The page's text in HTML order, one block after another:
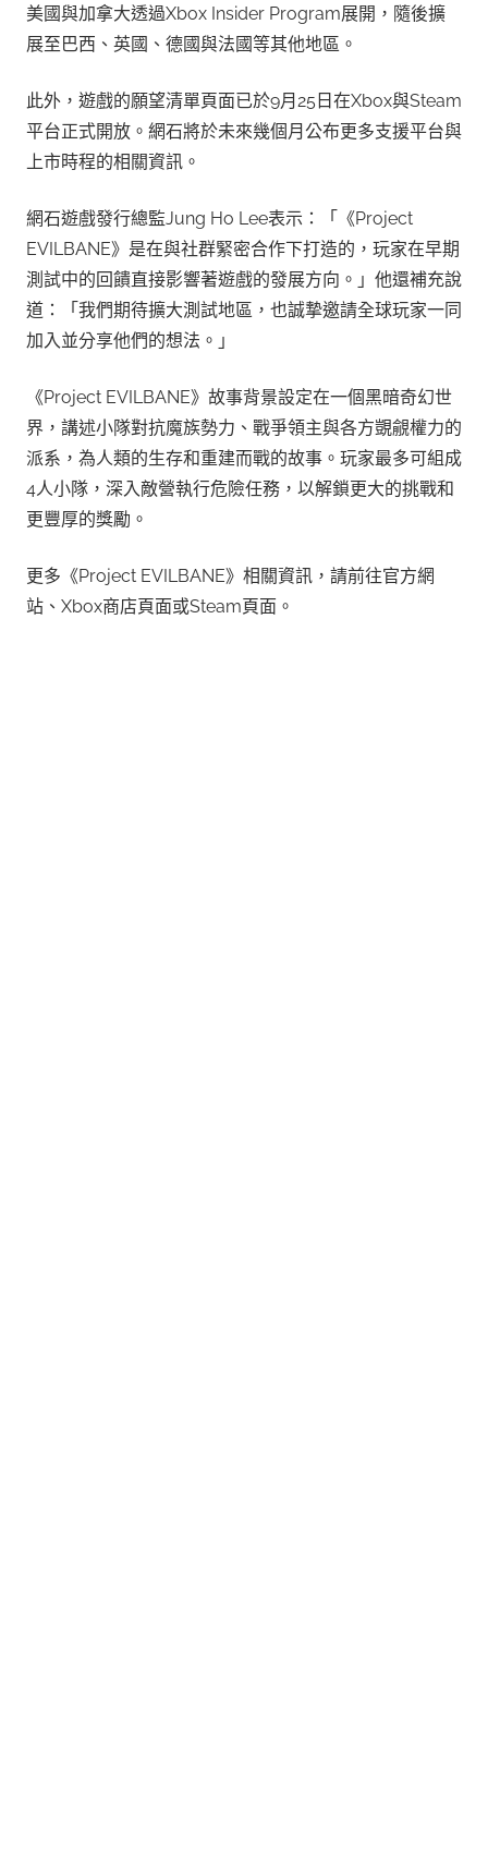
美國與加拿大透過Xbox Insider Program展開，隨後擴
展至巴西、英國、德國與法國等其他地區。
此外，遊戲的願望清單頁面已於9月25日在Xbox與Steam
平台正式開放。網石將於未來幾個月公布更多支援平台與
上市時程的相關資訊。
網石遊戲發行總監Jung Ho Lee表示：「《Project
EVILBANE》是在與社群緊密合作下打造的，玩家在早期
測試中的回饋直接影響著遊戲的發展方向。」他還補充說
道：「我們期待擴大測試地區，也誠摯邀請全球玩家一同
加入並分享他們的想法。」
《Project EVILBANE》故事背景設定在一個黑暗奇幻世
界，講述小隊對抗魔族勢力、戰爭領主與各方覬覦權力的
派系，為人類的生存和重建而戰的故事。玩家最多可組成
4人小隊，深入敵營執行危險任務，以解鎖更大的挑戰和
更豐厚的獎勵。
更多《Project EVILBANE》相關資訊，請前往官方網
站、Xbox商店頁面或Steam頁面。